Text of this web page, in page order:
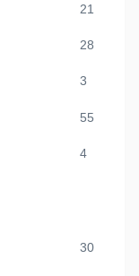
21
28
3
55
4
30